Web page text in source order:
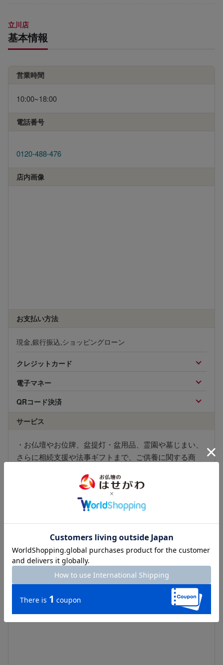
立川店
基本情報
営業時間
10:00~18:00
電話番号
0120-488-476
店内画像
お支払い方法
現金,銀行振込,ショッピングローン
クレジットカード
電子マネー
QRコード決済
サービス
・お仏壇やお位牌、盆提灯・盆用品、霊園や墓じまい、
さらに相続支援や法事ギフトまで、ご供養に関する商